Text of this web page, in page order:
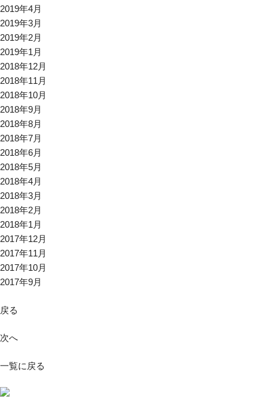
2019年4月
2019年3月
2019年2月
2019年1月
2018年12月
2018年11月
2018年10月
2018年9月
2018年8月
2018年7月
2018年6月
2018年5月
2018年4月
2018年3月
2018年2月
2018年1月
2017年12月
2017年11月
2017年10月
2017年9月
戻る
次へ
一覧に戻る